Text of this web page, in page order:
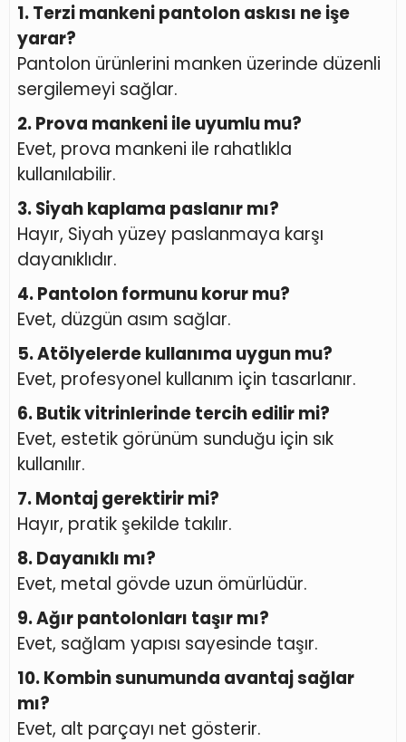
1. Terzi mankeni pantolon askısı ne işe
yarar?
Pantolon ürünlerini manken üzerinde düzenli
sergilemeyi sağlar.
2. Prova mankeni ile uyumlu mu?
Evet, prova mankeni ile rahatlıkla
kullanılabilir.
3. Siyah kaplama paslanır mı?
Hayır, Siyah yüzey paslanmaya karşı
dayanıklıdır.
4. Pantolon formunu korur mu?
Evet, düzgün asım sağlar.
5. Atölyelerde kullanıma uygun mu?
Evet, profesyonel kullanım için tasarlanır.
6. Butik vitrinlerinde tercih edilir mi?
Evet, estetik görünüm sunduğu için sık
kullanılır.
7. Montaj gerektirir mi?
Hayır, pratik şekilde takılır.
8. Dayanıklı mı?
Evet, metal gövde uzun ömürlüdür.
9. Ağır pantolonları taşır mı?
Evet, sağlam yapısı sayesinde taşır.
10. Kombin sunumunda avantaj sağlar
mı?
Evet, alt parçayı net gösterir.